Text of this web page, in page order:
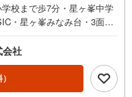
校まで歩7分・星ヶ峯中学
・星ヶ峯みなみ台・3面角
ンクローク・ファミリー
・カーポート・駐車2台可
まで徒歩7分（約490m）・
）・JR/広木駅まで徒歩
社